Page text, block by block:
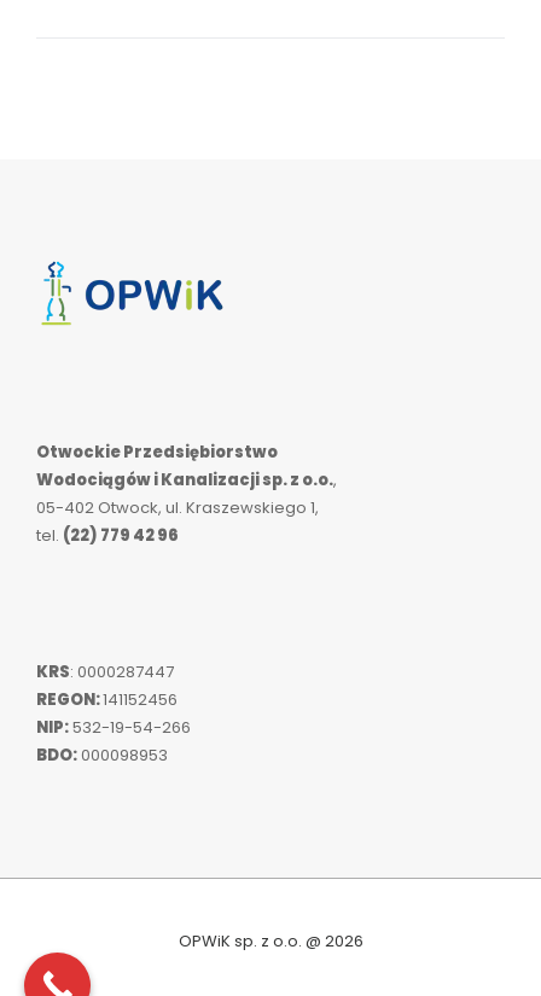
Otwockie Przedsiębiorstwo
Wodociągów i Kanalizacji sp. z o.o.,
05-402 Otwock, ul. Kraszewskiego 1,
tel. (22) 779 42 96
KRS: 0000287447
REGON:141152456
NIP:532-19-54-266
BDO:000098953
OPWiK sp. z o.o. @ 2026